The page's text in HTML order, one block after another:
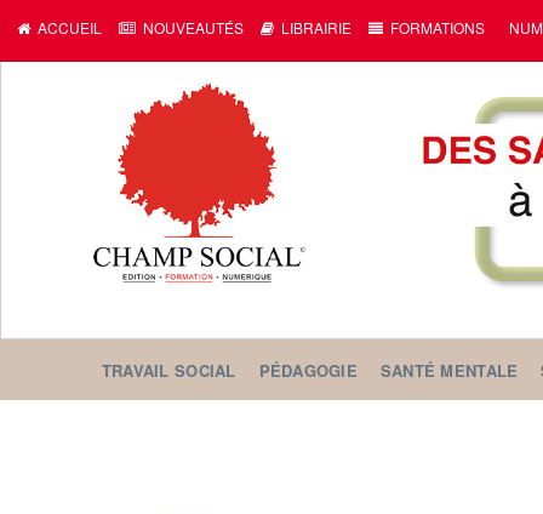
ACCUEIL NOUVEAUTÉS LIBRAIRIE FORMATIONS
TRAVAIL SOCIAL PÉDAGOGIE SANTÉ MENTALE